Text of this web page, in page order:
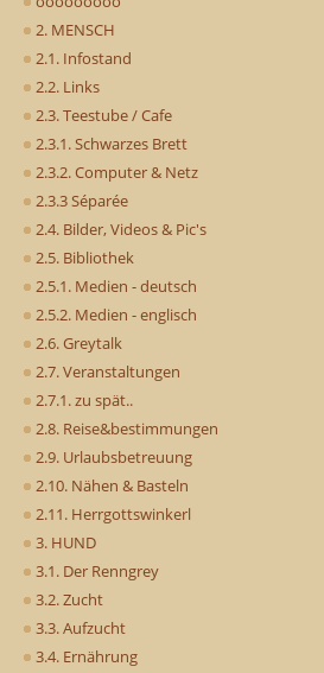
2. MENSCH
2.1. Infostand
2.2. Links
2.3. Teestube / Cafe
2.3.1. Schwarzes Brett
2.3.2. Computer & Netz
2.3.3 Séparée
2.4. Bilder, Videos & Pic's
2.5. Bibliothek
2.5.1. Medien - deutsch
2.5.2. Medien - englisch
2.6. Greytalk
2.7. Veranstaltungen
2.7.1. zu spät..
2.8. Reise&bestimmungen
2.9. Urlaubsbetreuung
2.10. Nähen & Basteln
2.11. Herrgottswinkerl
3. HUND
3.1. Der Renngrey
3.2. Zucht
3.3. Aufzucht
3.4. Ernährung